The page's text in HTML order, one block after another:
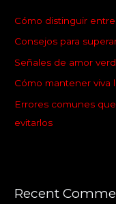
f
o
r
:
Cómo distinguir
Consejos para
Señales de amor
Cómo mantener viva
Errores comunes
evitarlos
Recent